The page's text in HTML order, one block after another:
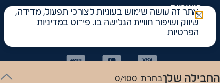
החבילה שלךבחרת 0/100
קטגוריות
האתר מאובטח עם
אתר זה עושה שימוש בעוגיות לצורכי תפעול, מדידה,
שיווק ושיפור חוויית הגלישה בו. פירוט במדיניות
הפרטיות